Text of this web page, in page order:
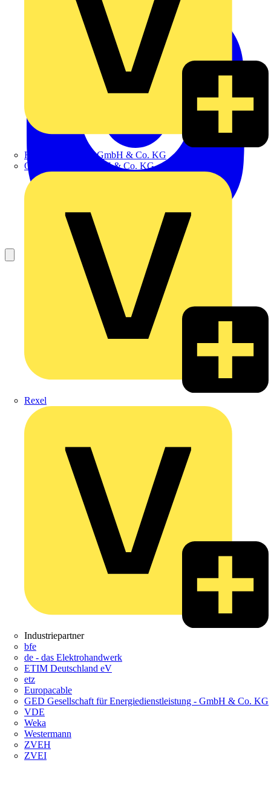
Hillmann & Ploog GmbH & Co. KG
Oskar Böttcher GmbH & Co. KG
Rexel
Industriepartner
bfe
de - das Elektrohandwerk
ETIM Deutschland eV
etz
Europacable
GED Gesellschaft für Energiedienstleistung - GmbH & Co. KG
VDE
Weka
Westermann
ZVEH
ZVEI